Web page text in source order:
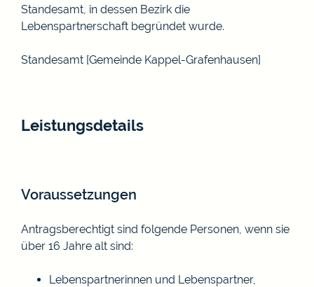
Standesamt, in dessen Bezirk die
Lebenspartnerschaft begründet wurde.
Standesamt [Gemeinde Kappel-Grafenhausen]
Leistungsdetails
Voraussetzungen
Antragsberechtigt sind folgende Personen, wenn sie
über 16 Jahre alt sind:
Lebenspartnerinnen und Lebenspartner,